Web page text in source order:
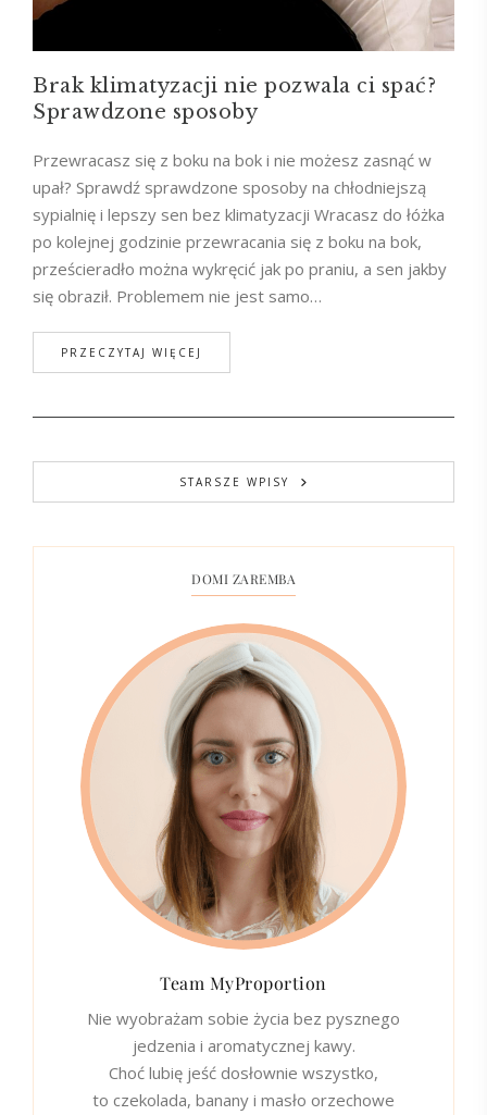
Brak klimatyzacji nie pozwala ci spać?
Sprawdzone sposoby
Przewracasz się z boku na bok i nie możesz zasnąć w
upał? Sprawdź sprawdzone sposoby na chłodniejszą
sypialnię i lepszy sen bez klimatyzacji Wracasz do łóżka
po kolejnej godzinie przewracania się z boku na bok,
prześcieradło można wykręcić jak po praniu, a sen jakby
się obraził. Problemem nie jest samo…
PRZECZYTAJ WIĘCEJ
STARSZE WPISY
DOMI ZAREMBA
Team MyProportion
Nie wyobrażam sobie życia bez pysznego
jedzenia i aromatycznej kawy.
Choć lubię jeść dosłownie wszystko,
to czekolada, banany i masło orzechowe